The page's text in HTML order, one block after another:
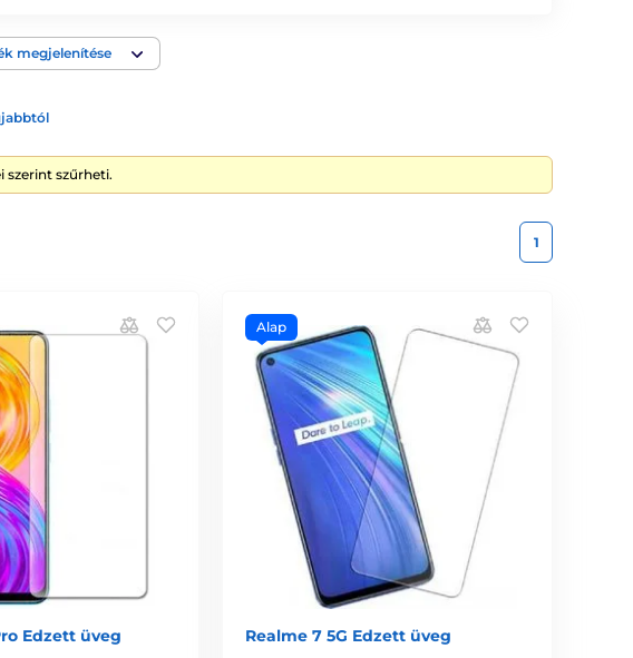
megjelenítése
szerint szűrheti.
1
Edzett üveg
Alap
Realme 7 5G Edzett üveg